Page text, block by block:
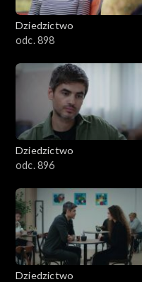
Dziedzictwo
odc. 898
Dziedzictwo
odc. 896
Dziedzictwo